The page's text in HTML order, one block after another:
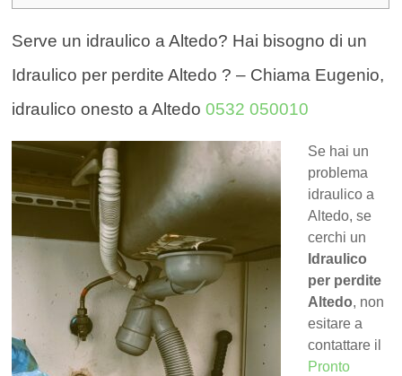
Serve un idraulico a Altedo? Hai bisogno di un
Idraulico per perdite Altedo ? – Chiama Eugenio,
idraulico onesto a Altedo0532 050010
Se hai un
problema
idraulico a
Altedo, se
cerchi un
Idraulico
per perdite
Altedo, non
esitare a
contattare il
Pronto